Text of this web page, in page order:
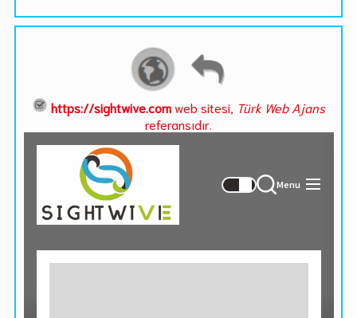
https://sightwive.comweb sitesi, Türk Web Ajans
referansıdır.